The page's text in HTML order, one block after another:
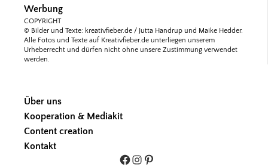
Werbung
COPYRIGHT
© Bilder und Texte: kreativfieber.de / Jutta Handrup und Maike Hedder.
Alle Fotos und Texte auf Kreativfieber.de unterliegen unserem
Urheberrecht und dürfen nicht ohne unsere Zustimmung verwendet
werden.
Über uns
Kooperation & Mediakit
Content creation
Kontakt
Facebook
Instagram
Pinterest